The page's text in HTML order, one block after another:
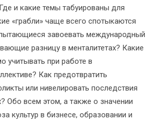
и какие темы табуированы для
«грабли» чаще всего спотыкаются
завоевать международный
разницу в менталитетах? Какие
учитывать при работе в
Как предотвратить
или нивелировать последствия
Обо всем этом, а также о значении
культур в бизнесе, образовании и